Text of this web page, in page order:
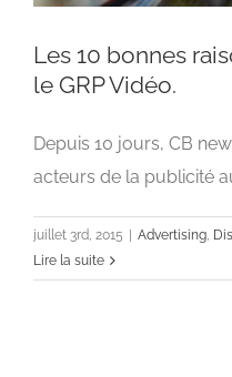
Les 10 bonnes
Les 10 bonnes
le GRP Vidéo.
Depuis 10 jours, CB
acteurs de la publicité
juillet 3rd, 2015 Advertising,
Lire la suite